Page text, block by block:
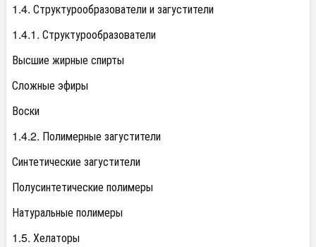
1.4. Структурообразователи и загустители
1.4.1. Структурообразователи
Высшие жирные спирты
Сложные эфиры
Воски
1.4.2. Полимерные загустители
Синтетические загустители
Полусинтетические полимеры
Натуральные полимеры
1.5. Хелаторы